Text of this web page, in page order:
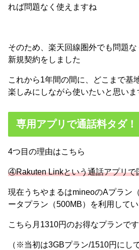
れば問題なく使えますね
そのため、楽天回線圏外でも問題な
新規契約をしました
これから1年間の間に、どこまで基
楽しみにしながら使いたいと思いま
専用アプリで通話料タダ！
4つ目の理由はこちら
④Rakuten Linkという通話アプリで
現在うちやまるはmineoのAプラン
ータプラン（500MB）を利用して
こちら月1310円のお得なプランです
（※当初は3GBプラン/1510円にし